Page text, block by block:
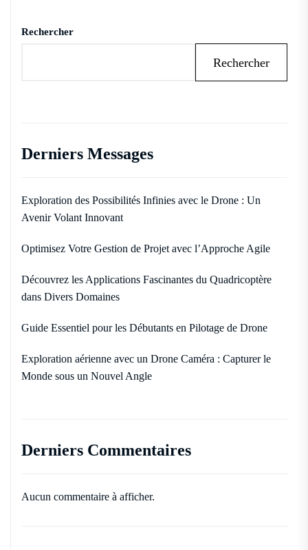
Rechercher
Rechercher
Derniers Messages
Exploration des Possibilités Infinies avec le Drone : Un
Avenir Volant Innovant
Optimisez Votre Gestion de Projet avec l’Approche Agile
Découvrez les Applications Fascinantes du Quadricoptère
dans Divers Domaines
Guide Essentiel pour les Débutants en Pilotage de Drone
Exploration aérienne avec un Drone Caméra : Capturer le
Monde sous un Nouvel Angle
Derniers Commentaires
Aucun commentaire à afficher.